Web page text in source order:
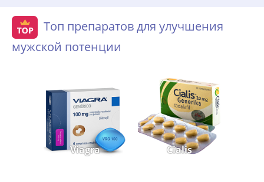
Топ препаратов для улучшения
мужской потенции
Viagra Cialis